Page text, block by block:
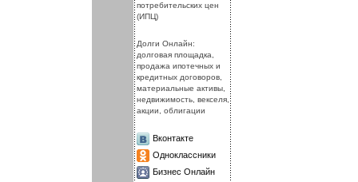
потребительских цен
(ИПЦ)
Долги Онлайн:
долговая площадка,
продажа ипотечных и
кредитных договоров,
материальные активы,
недвижимость, векселя,
акции, облигации
Вконтакте
Одноклассники
Бизнес Онлайн